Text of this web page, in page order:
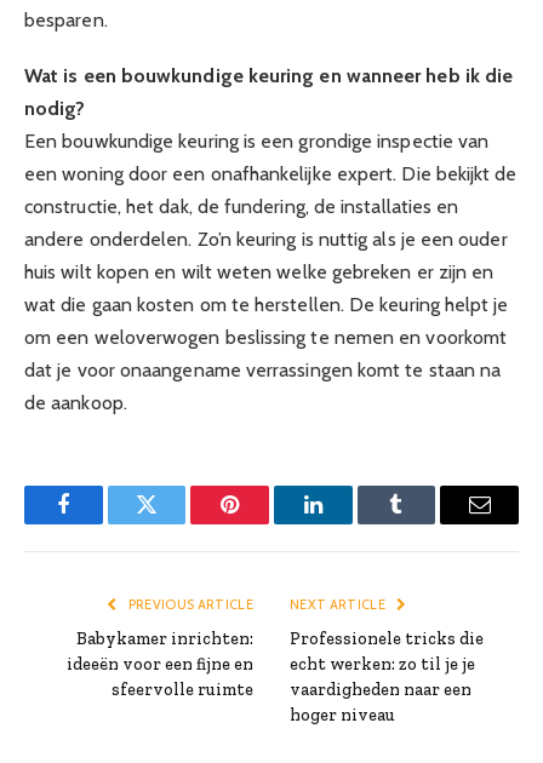
besparen.
Wat is een bouwkundige keuring en wanneer heb ik die
nodig?
Een bouwkundige keuring is een grondige inspectie van
een woning door een onafhankelijke expert. Die bekijkt de
constructie, het dak, de fundering, de installaties en
andere onderdelen. Zo’n keuring is nuttig als je een ouder
huis wilt kopen en wilt weten welke gebreken er zijn en
wat die gaan kosten om te herstellen. De keuring helpt je
om een weloverwogen beslissing te nemen en voorkomt
dat je voor onaangename verrassingen komt te staan na
de aankoop.
FacebookTwitter Pinterest LinkedInTumblr Email
PREVIOUS ARTICLE
Babykamer inrichten:
ideeën voor een fijne en
sfeervolle ruimte
NEXT ARTICLE
Professionele tricks die
echt werken: zo til je je
vaardigheden naar een
hoger niveau